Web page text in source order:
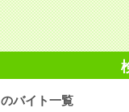
のバイト一覧